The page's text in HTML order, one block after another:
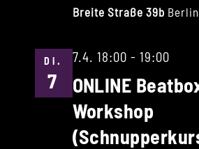
Breite Straße 39b
Di.
7
7.4. 18:00 - 19:00
ONLINE
Workshop